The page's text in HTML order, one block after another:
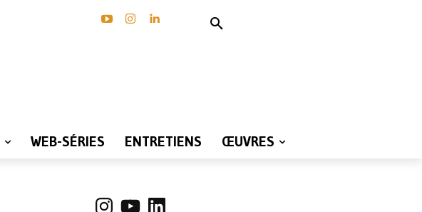
WEB-SÉRIES ENTRETIENS ŒUVRES
Instagram
YouTubeLinkedIn